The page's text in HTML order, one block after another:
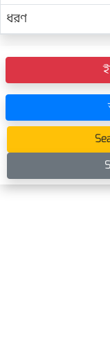
ধরণ